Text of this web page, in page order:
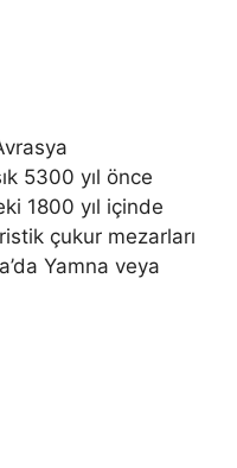
5300 yıl önce
1800 yıl içinde
çukur mezarları
Yamna veya